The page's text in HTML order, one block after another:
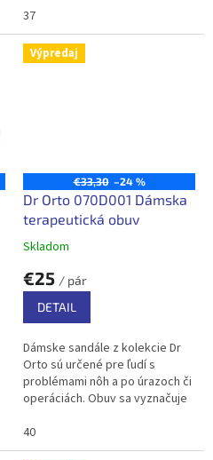
ovčej vlny, ktorá poskytuje...
37
Výpredaj
€33,30 –24 %
Dr Orto 070D001 Dámska
terapeutická obuv
Skladom
€25 / pár
DETAIL
Dámske sandále z kolekcie Dr
Orto sú určené pre ľudí s
problémami nôh a po úrazoch či
operáciách. Obuv sa vyznačuje
prešívaní, ktoré by mohli...
40